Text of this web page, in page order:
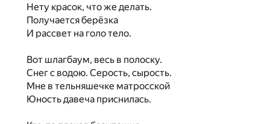
Нету красок, что же делать.
Получается берёзка
И рассвет на голо тело.
Вот шлагбаум, весь в полоску.
Снег с водою. Серость, сырость.
Мне в тельняшечке матросской
Юность давеча приснилась.